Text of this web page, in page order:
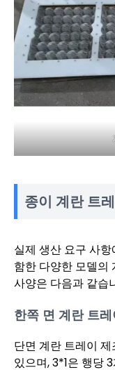
종이 계란 트
실제 생산 요구 사
함한 다양한 모델의
사양은 다음과 같습
한쪽 면 계란 트
단면 계란 트레이
있으며, 3*1은 행당